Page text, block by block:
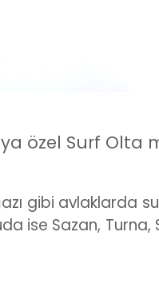
özel Surf Olta
gibi avlaklarda
ise Sazan,